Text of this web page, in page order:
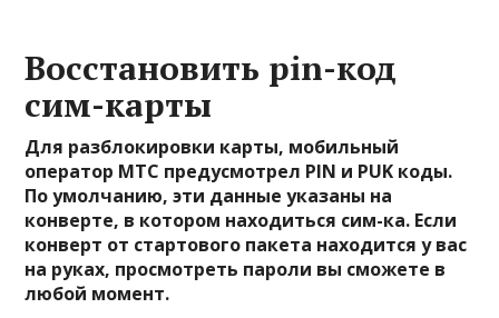
Восстановить pin-код
сим-карты
Для разблокировки карты, мобильный
оператор МТС предусмотрел PIN и PUK коды.
По умолчанию, эти данные указаны на
конверте, в котором находиться сим-ка. Если
конверт от стартового пакета находится у вас
на руках, просмотреть пароли вы сможете в
любой момент.